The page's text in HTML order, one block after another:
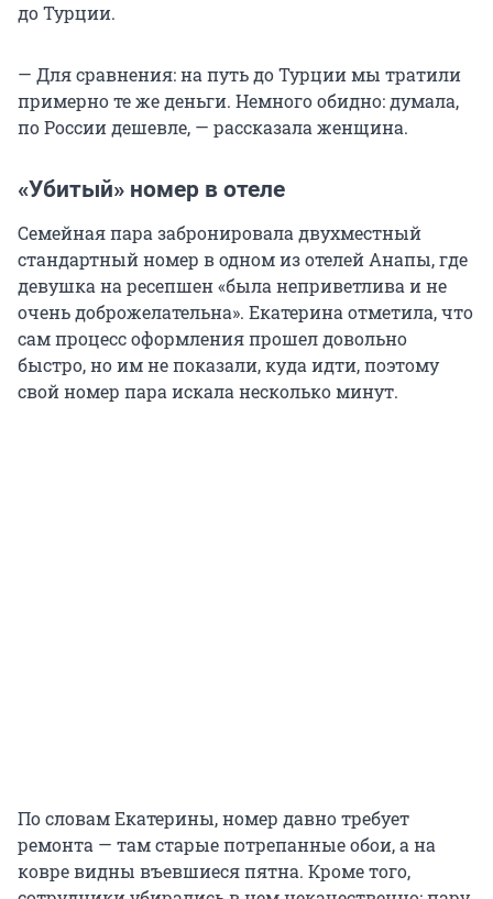
до Турции.
— Для сравнения: на путь до Турции мы тратили
примерно те же деньги. Немного обидно: думала,
по России дешевле, — рассказала женщина.
«Убитый» номер в отеле
Семейная пара забронировала двухместный
стандартный номер в одном из отелей Анапы, где
девушка на ресепшен «была неприветлива и не
очень доброжелательна». Екатерина отметила, что
сам процесс оформления прошел довольно
быстро, но им не показали, куда идти, поэтому
свой номер пара искала несколько минут.
По словам Екатерины, номер давно требует
ремонта — там старые потрепанные обои, а на
ковре видны въевшиеся пятна. Кроме того,